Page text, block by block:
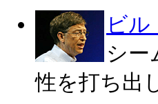
ビ
シー
性を打ち出